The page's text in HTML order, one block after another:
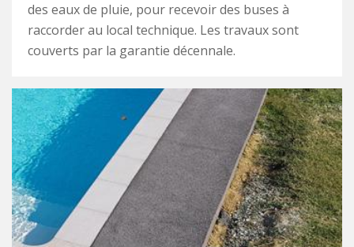
des eaux de pluie, pour recevoir des buses à
raccorder au local technique. Les travaux sont
couverts par la garantie décennale.